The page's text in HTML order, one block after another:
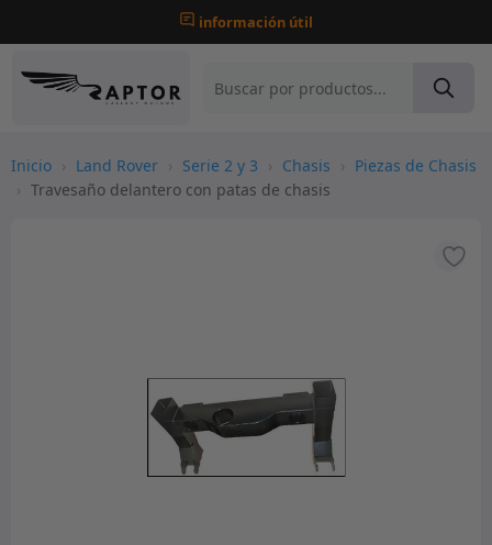
información útil
Inicio › Land Rover › Serie 2 y 3 › Chasis › Piezas de Chasis
› Travesaño delantero con patas de chasis